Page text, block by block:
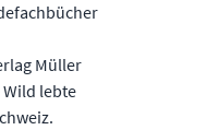
Müller
lebte